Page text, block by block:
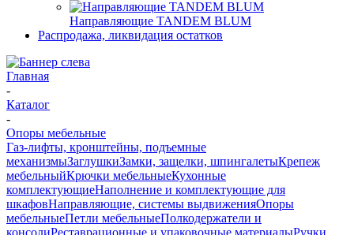
Направляющие TANDEM BLUM
Распродажа, ликвидация остатков
Главная
-
Каталог
-
Опоры мебельные
Газ-лифты, кронштейны, подъемные
механизмыЗаглушкиЗамки, защелки, шпингалетыКрепеж
мебельныйКрючки мебельныеКухонные
комплектующиеНаполнение и комплектующие для
шкафовНаправляющие, системы выдвиженияОпоры
мебельныеПетли мебельныеПолкодержатели и
консолиРеставрационные и упаковочные материалыРучки